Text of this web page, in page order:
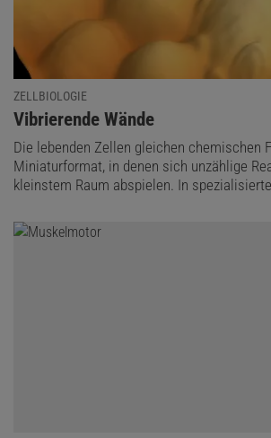
ZELLBIOLOGIE
:
Vibrierende Wände
Die lebenden Zellen gleichen chemischen
Miniaturformat, in denen sich unzählige
kleinstem Raum abspielen. In